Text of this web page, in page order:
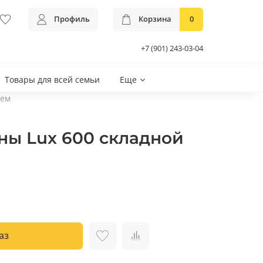
Профиль Корзина 0
+7 (901) 243-03-04
Товары для всей семьи
Еще
Lux 600 складной